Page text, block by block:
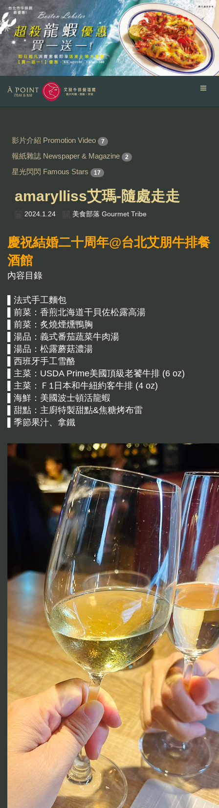
影片介紹 Promotion Video 7
報紙雜誌 Newspaper & Magazine 2
星光閃閃 Famous Stars 17
amarylliss艾瑪-隨處走走
2024.1.24 美食部落 Gourmet Tribe
慶祝結婚二十周年@台北艾朋牛排餐
酒館
內容目錄
▌法式手工麵包
▌前菜：香煎北海道干貝佐松露高湯
▌前菜：炙燒煙燻鴨胸
▌湯品：義式番茄蔬菜牛肉湯
▌湯品：松露蘑菇濃湯
▌西班牙手工雪酪
▌主菜：USDA Prime美國頂級老饕牛排 (6 oz)
▌主菜：Ｆ1日本和牛紐約客牛排 (4 oz)
▌海鮮：美國波士頓活龍蝦
▌甜點：主廚特製甜點&焦糖烤布雷
▌季節果汁、拿鐵